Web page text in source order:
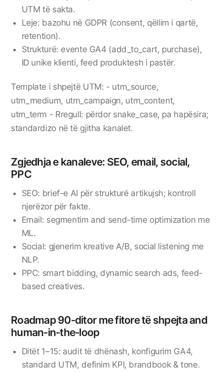
UTM të sakta.
Leje: bazohu në GDPR (consent, qëllim i qartë,
retention).
Strukturë: evente GA4 (add_to_cart, purchase),
ID unike klienti, feed produktesh i pastër.
Template i shpejtë UTM: - utm_source,
utm_medium, utm_campaign, utm_content,
utm_term - Rregull: përdor snake_case, pa hapësira;
standardizo në të gjitha kanalet.
Zgjedhja e kanaleve: SEO, email, social,
PPC
SEO: brief-e AI për strukturë artikujsh; kontroll
njerëzor për fakte.
Email: segmentim and send-time optimization me
ML.
Social: gjenerim kreative A/B, social listening me
NLP.
PPC: smart bidding, dynamic search ads, feed-
based creatives.
Roadmap 90‑ditor me fitore të shpejta and
human‑in‑the‑loop
Ditët 1–15: audit të dhënash, konfigurim GA4,
standard UTM, definim KPI, brandbook & tone.